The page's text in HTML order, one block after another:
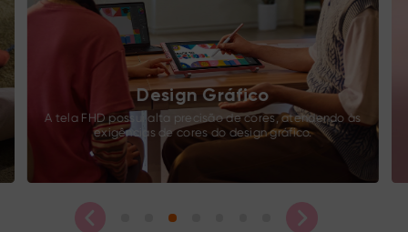
Design Gráfico
A tela FHD possui alta precisão de cores, atendendo às
exigências de cores do design gráfico.